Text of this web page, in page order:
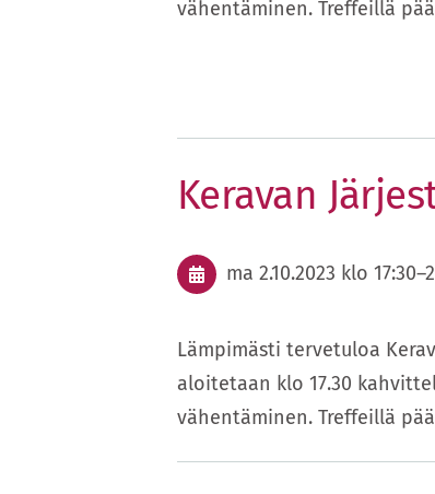
vähentäminen. Treffeillä
Keravan
ma 2.10.2023 klo 17:30–
Lämpimästi tervetuloa
aloitetaan klo 17.30
vähentäminen. Treffeillä